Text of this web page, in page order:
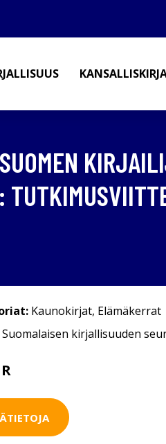
Kaunokirjat, Elämäkerrat
Suomalaisen kirjallisuuden